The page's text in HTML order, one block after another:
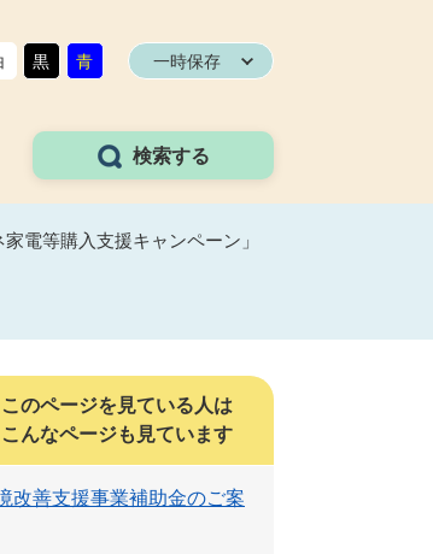
黒 青 一時保存
検索する
電等購入支援キャンペーン」
このページを見ている人は
こんなページも見ています
改善支援事業補助金のご案